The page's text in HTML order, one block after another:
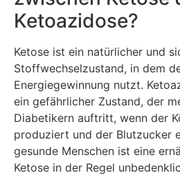
Ketoazidose?
Ketose ist ein natürlicher und
Stoffwechselzustand, in dem
Energiegewinnung nutzt.
ein gefährlicher Zustand, der
Diabetikern auftritt, wenn der
produziert und der Blutzucker
gesunde Menschen ist eine
Ketose in der Regel